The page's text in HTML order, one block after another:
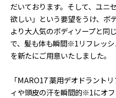
だいております。そして、ユニ
欲しい」という要望をうけ、ボ
より大人気のボディソープと同
で、髪も体も瞬間※1リフレッ
を新たにご用意いたしました。
「MARO17 薬用デオドラント
ィや頭皮の汗を瞬間的※1にオ